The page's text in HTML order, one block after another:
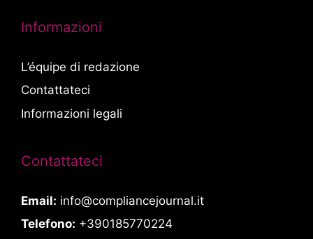
Informazioni
L’équipe di redazione
Contattateci
Informazioni legali
Contattateci
Email: info@compliancejournal.it
Telefono: +390185770224